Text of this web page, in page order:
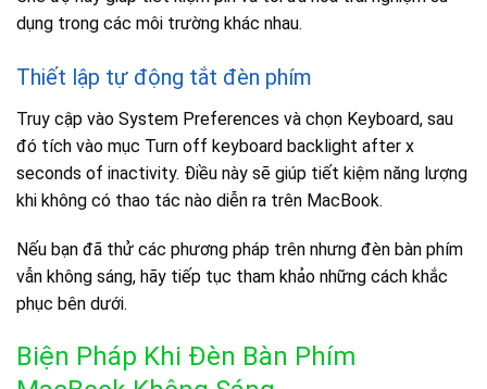
dụng trong các môi trường khác nhau.
Thiết lập tự động tắt đèn phím
Truy cập vào System Preferences và chọn Keyboard, sau
đó tích vào mục Turn off keyboard backlight after x
seconds of inactivity. Điều này sẽ giúp tiết kiệm năng lượng
khi không có thao tác nào diễn ra trên MacBook.
Nếu bạn đã thử các phương pháp trên nhưng đèn bàn phím
vẫn không sáng, hãy tiếp tục tham khảo những cách khắc
phục bên dưới.
Biện Pháp Khi Đèn Bàn Phím